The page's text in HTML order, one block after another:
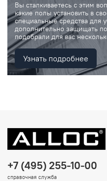
Вы сталкиваетесь с этим
какие полы установить в
специальные средства для
дополнительно защищать
подобрали для вас
Узнать подробнее
+7 (495) 255-10-00
справочная служба